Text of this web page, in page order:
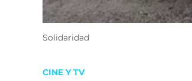
Solidaridad
POSTED
CINE Y TV